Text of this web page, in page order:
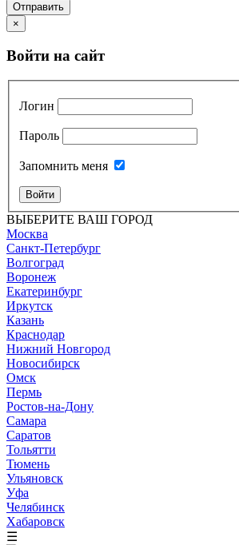
Отправить
×
Войти на сайт
Логин
Пароль
Запомнить меня
Войти
ВЫБЕРИТЕ ВАШ ГОРОД
Москва
Санкт-Петербург
Волгоград
Воронеж
Екатеринбург
Иркутск
Казань
Краснодар
Нижний Новгород
Новосибирск
Омск
Пермь
Ростов-на-Дону
Самара
Саратов
Тольятти
Тюмень
Ульяновск
Уфа
Челябинск
Хабаровск
☰